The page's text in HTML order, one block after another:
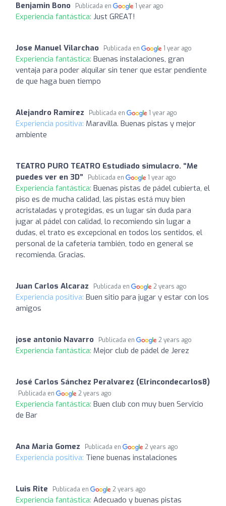
Benjamin Bono Publicada en 1 year ago
Experiencia fantástica: Just GREAT!
Jose Manuel Vilarchao Publicada en 1 year ago
Experiencia fantástica: Buenas instalaciones, gran
ventaja para poder alquilar sin tener que estar pendiente
de que haga buen tiempo
Alejandro Ramírez Publicada en 1 year ago
Experiencia positiva: Maravilla. Buenas pistas y mejor
ambiente
TEATRO PURO TEATRO Estudiado simulacro. “Me
puedes ver en 3D”
Publicada en 1 year ago
Experiencia fantástica: Buenas pistas de pádel cubierta, el
piso es de mucha calidad, las pistas está muy bien
acristaladas y protegidas, es un lugar sin duda para
jugar al pádel con calidad, lo recomiendo sin lugar a
dudas, el trato es excepcional en todos los sentidos, el
personal de la cafetería también, todo en general se
recomienda. Gracias.
Juan Carlos Alcaraz Publicada en 2 years ago
Experiencia positiva: Buen sitio para jugar y estar con los
amigos
jose antonio Navarro Publicada en 2 years ago
Experiencia fantástica: Mejor club de pádel de Jerez
José Carlos Sánchez Peralvarez (Elrincondecarlos8)
Publicada en 2 years ago
Experiencia fantástica: Buen club con muy buen Servicio
de Bar
Ana Maria Gomez Publicada en 2 years ago
Experiencia positiva: Tiene buenas instalaciones
Luis Rite Publicada en 2 years ago
Experiencia fantástica: Adecuado y buenas pistas